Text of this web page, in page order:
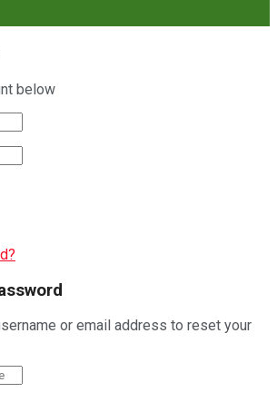
below
or email address to reset your